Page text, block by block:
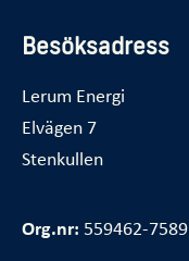
Besöksadress
Lerum Energi
Elvägen 7
Stenkullen
Org.nr: 559462-7589